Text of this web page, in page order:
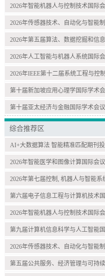
2026年智能机器人与控制技术国际
2026年传感器技术、自动化与智能
2026年第五届算法、数据挖掘和信
2026年人工智能与机器人系统国际
2026年IEEE第十二届系统工程与控
第十届新加坡应用心理学国际学术
第十届亚太经济与金融国际学术会
综合推荐区
AI+大数据算法 智能精准匹配期刊
2026年智能医学和图像计算国际会
2026年第七届控制, 机器人与智能系
第六届电子信息工程与计算机技术
2026年智能机器人与控制技术国际
第九届计算机信息科学与人工智能
2026年传感器技术、自动化与智能
第五届公共服务、经济管理与可持